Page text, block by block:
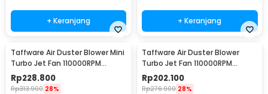
+ Keranjang + Keranjang
Taffware Air Duster Blower Mini
Turbo Jet Fan 110000RPM
4000mAh 110W Vacuum
Version - P70
Rp228.800
Rp313.900 28%
Taffware Air Duster Blower
Turbo Jet Fan 110000RPM
2000mAh 110W - Z2
Rp202.100
Rp276.900 28%